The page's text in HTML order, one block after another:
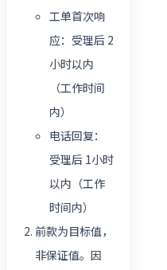
工单首次响
应：受理后 2
小时以内
（工作时间
内）
电话回复：
受理后 1小时
以内（工作
时间内）
前款为目标值，
非保证值。因